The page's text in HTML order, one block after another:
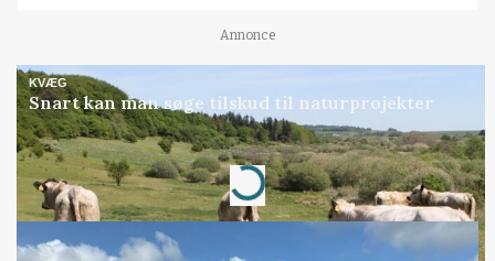
Annonce
KVÆG
Snart kan man søge tilskud til naturprojekter
Annonce
Loading...